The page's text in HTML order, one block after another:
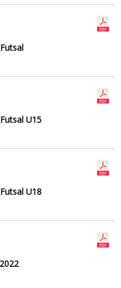
U15
U18